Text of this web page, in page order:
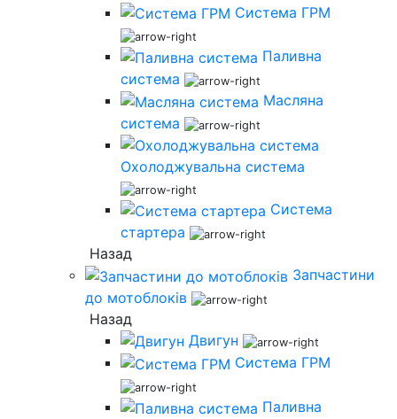
Система ГРМ
Паливна
система
Масляна
система
Охолоджувальна система
Система
стартера
Назад
Запчастини
до мотоблоків
Назад
Двигун
Система ГРМ
Паливна